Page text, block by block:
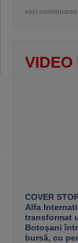
vezi continuarea
VIDEO
COVER
Alfa
transformat
Botoşani
bursă, cu